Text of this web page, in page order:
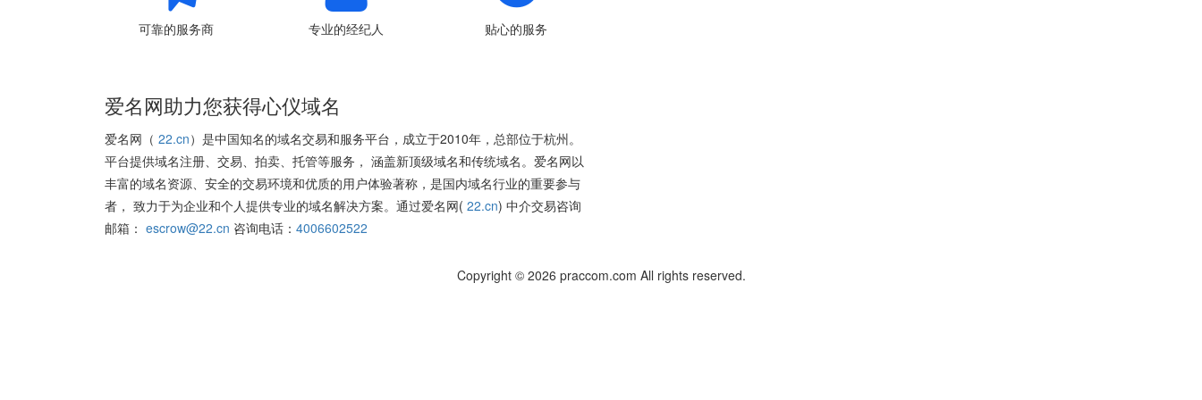
可靠的服务商 专业的经纪人 贴心的服务
爱名网助力您获得心仪域名
爱名网（ 22.cn）是中国知名的域名交易和服务平台，成立于2010年，总部位于杭州。
平台提供域名注册、交易、拍卖、托管等服务， 涵盖新顶级域名和传统域名。爱名网以
丰富的域名资源、安全的交易环境和优质的用户体验著称，是国内域名行业的重要参与
者， 致力于为企业和个人提供专业的域名解决方案。通过爱名网( 22.cn) 中介交易咨询
邮箱： escrow@22.cn 咨询电话： 4006602522
Copyright © 2026 praccom.com All rights reserved.